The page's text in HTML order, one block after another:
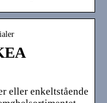
eller enkeltstående